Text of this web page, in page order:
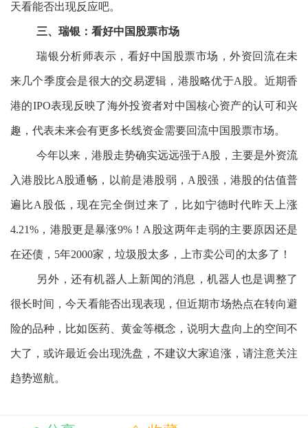
天看能否出现反应吧。
三、瑞银：看好中国股票市场
瑞银分析师表示，看好中国股票市场，外资回流在未
来几个季度会是很大的交易逻辑，港股略优于A股。近期香
港的IPO表现反映了海外投资者对中国核心资产的认可和兴
趣，代表未来会有更多长线资金需要回流中国股票市场。
今年以来，港股走势确实远远强于A股，主要是外资流
入港股比A股通畅，以前是港股弱，A股强，港股的估值普
遍比A股低，现在完全倒过来了，比如宁德时代昨天上涨
4.21%，港股更是暴涨9%！A股这两年走弱的主要原因还是
在还债，5年2000家，垃圾股太多，上市卖公司的太多了！
另外，还有机器人上新闻的消息，机器人也是调整了
很长时间，今天看能否出现表现，但近期市场热点在转向避
险的品种，比如医药、黄金等概念，说明大盘向上的空间不
大了，或许最近会出现洗盘，不建议大家追涨，请注意关注
趋势巡航。